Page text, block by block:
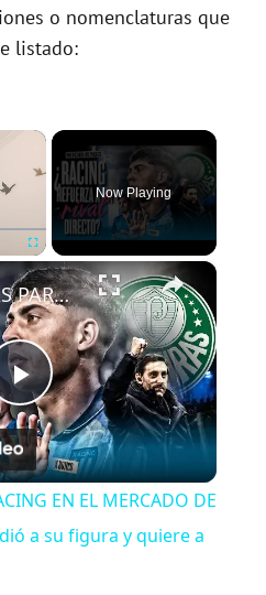
o nomenclaturas que
listado:
×
Fullscreen
Now Playing
×
P
l
a
¡PROBLEMAS PARA RACING EN EL MERCADO DE PASES! Palmeiras vendió a su figura y quiere a Nardoni
EN EL MERCADO DE
a su figura y quiere a